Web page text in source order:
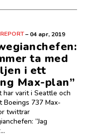
– 04 apr, 2019
ta med
i ett
Max-plan”
har varit i Seattle och
Boeings 737 Max-
twittrar
”Jag